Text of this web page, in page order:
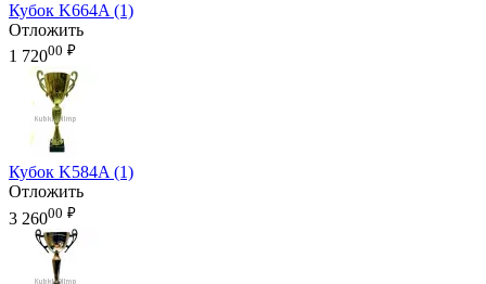
Кубок K664A (1)
Отложить
1 72000 ₽
Кубок K584A (1)
Отложить
3 26000 ₽